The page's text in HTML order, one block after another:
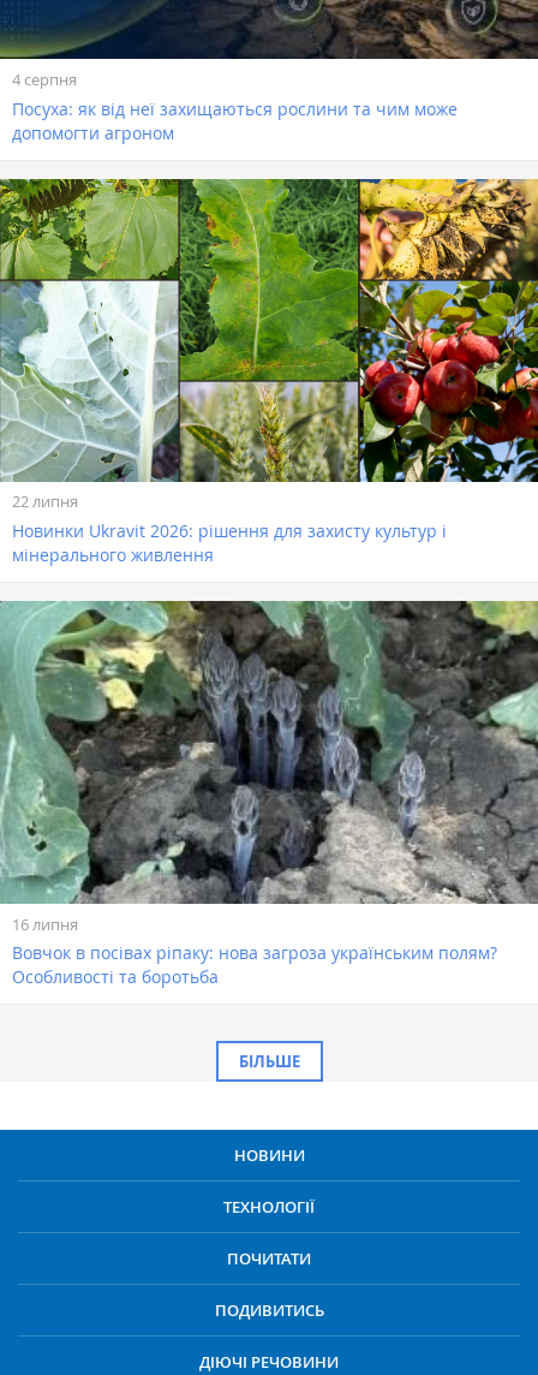
4 серпня
Посуха: як від неї захищаються рослини та чим може
допомогти агроном
22 липня
Новинки Ukravit 2026: рішення для захисту культур і
мінерального живлення
16 липня
Вовчок в посівах ріпаку: нова загроза українським полям?
Особливості та боротьба
БІЛЬШЕ
НОВИНИ
ТЕХНОЛОГІЇ
ПОЧИТАТИ
ПОДИВИТИСЬ
ДІЮЧІ РЕЧОВИНИ